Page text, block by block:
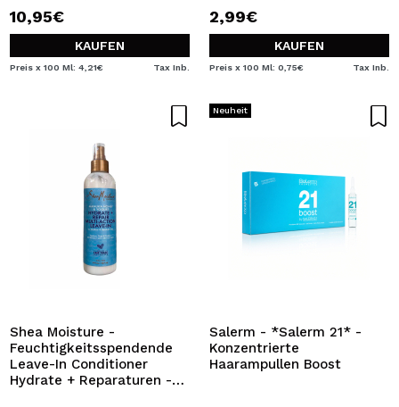
10,95€
KAUFEN
Preis x 100 Ml: 4,21€ Tax Inb.
2,99€
KAUFEN
Preis x 100 Ml: 0,75€ Tax Inb.
Shea Moisture -
Feuchtigkeitsspendende
Leave-In Conditioner
Hydrate + Reparaturen -
Neuheit
Salerm - *Salerm 21* -
Konzentrierte
Haarampullen Boost